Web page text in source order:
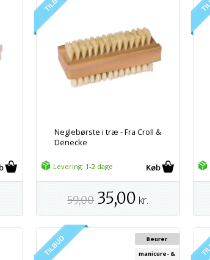
Neglebørste i træ - Fra Croll &
Denecke
Levering: 1-2 dage
59,00 35,00 kr.
Beurer
manicure- &